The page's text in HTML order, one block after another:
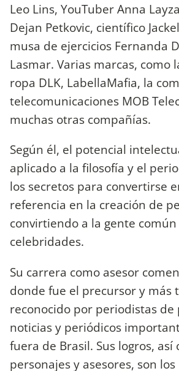
Leo Lins, YouTuber Anna
Dejan Petkovic, científico
musa de ejercicios Fernanda
Lasmar. Varias marcas, como
ropa DLK, LabellaMafia, la
telecomunicaciones MOB
muchas otras compañías.
Según él, el potencial
aplicado a la filosofía y el
los secretos para convertirse
referencia en la creación de
convirtiendo a la gente común
celebridades.
Su carrera como asesor
donde fue el precursor y más
reconocido por periodistas de
noticias y periódicos
fuera de Brasil. Sus logros, así
personajes y asesores, son